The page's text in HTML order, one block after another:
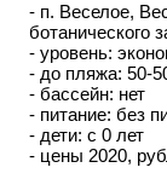
- п. Веселое,
ботанического
- уровень:
- до пляжа: 50-
- бассейн: нет
- питание: без
- дети: с 0 лет
- цены 2020,